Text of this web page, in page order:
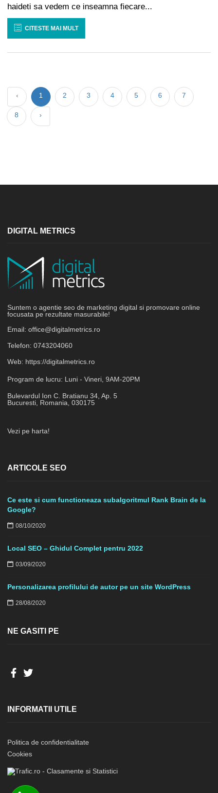
haideti sa vedem ce inseamna fiecare...
CITESTE MAI MULT
‹ 1 2 3 4 5 6 7
8 ›
DIGITAL METRICS
Suntem o agentie seo de marketing digital si promovare online
focusata pe rezultate masurabile!
Email: office@digitalmetrics.ro
Telefon: 0743204060
Web: https://digitalmetrics.ro
Program de lucru: Luni - Vineri, 9AM-20PM
Bulevardul Ion C. Bratianu 34, Ap. 5
Bucuresti, Romania, 030175
Vezi pe harta!
ARTICOLE SEO
Ce este si cum functioneaza subalgoritmul Rank Brain de la
Google?
08/10/2020
Local SEO – Ghidul Complet pentru 2022
03/09/2020
Personalizarea profilului de autor pe un site WordPress
28/08/2020
NE GASITI PE
INFORMATII UTILE
Politica de confidentialitate
Cookies